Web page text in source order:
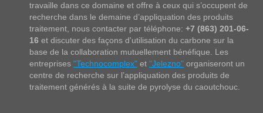
travaille dans ce domaine et offre à ceux qui s’occupent de
recherche dans le demaine d’appliquation des produits
traitement, nous contacter par téléphone: +7 (863) 201-06-
16 et discuter des façons d'utilisation du carbone sur la
base de la collaboration mutuellement bénéfique. Les
entreprises "Technocomplex" et "Jelezno" organiseront un
centre de recherche sur l’appliquation des produits de
traitement générés à la suite de pyrolyse du caoutchouc.